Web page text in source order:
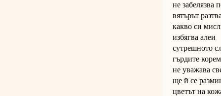
не забелязва
вятърът
какво си
избягва алеи
сутрешното
гърдите
не уважава
ще й се
цветът на